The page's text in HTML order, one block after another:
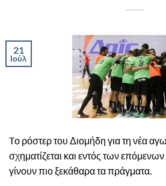
21
Ιούλ
Tο ρόστερ του Διομήδη για τη νέα
σχηματίζεται και εντός των
γίνουν πιο ξεκάθαρα τα πράγματα.